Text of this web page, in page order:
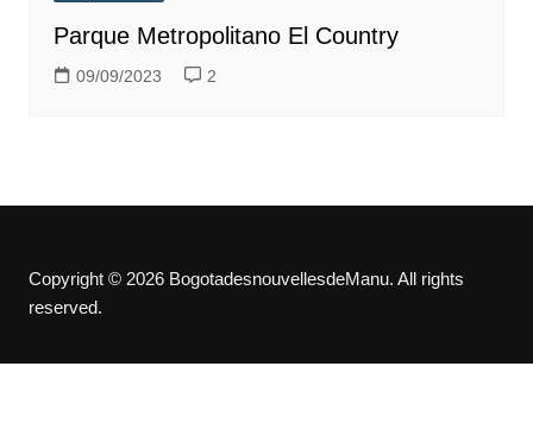
Parque Metropolitano El Country
09/09/2023 2
Copyright © 2026 BogotadesnouvellesdeManu. All rights
reserved.